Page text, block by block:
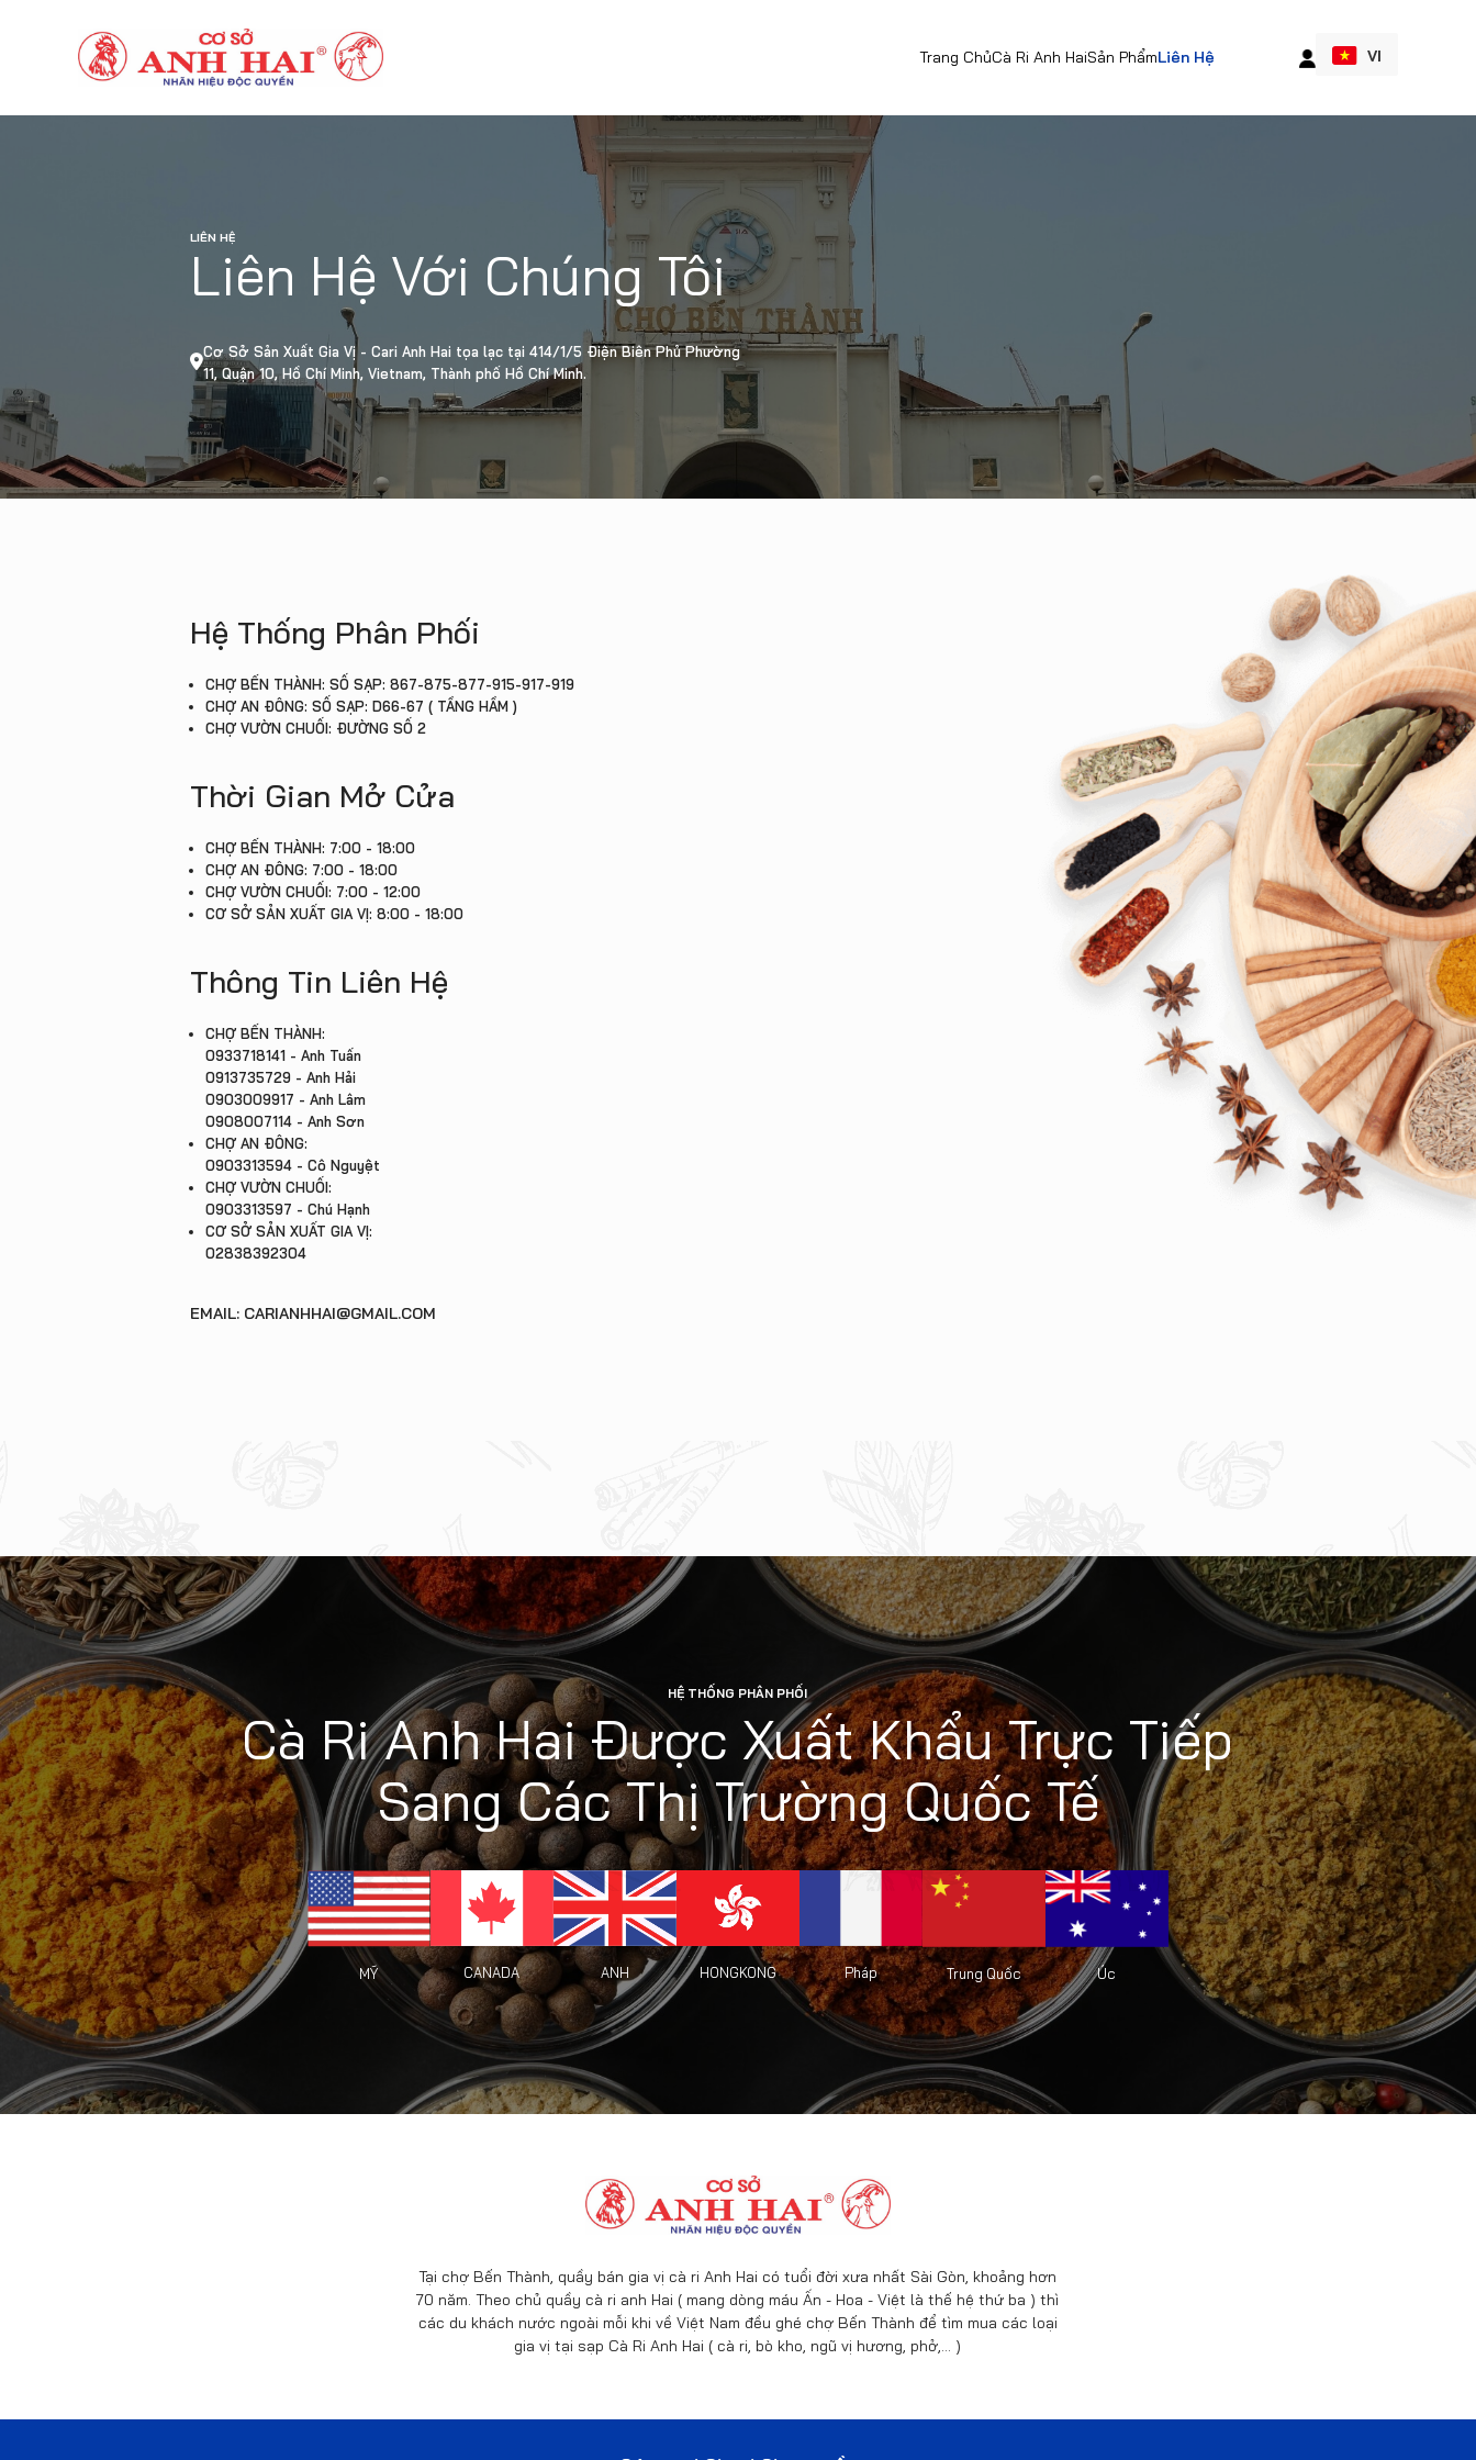
Trang ChủCà Ri Anh HaiSản PhẩmLiên Hệ VI
LIÊN HỆ
Liên Hệ Với Chúng Tôi
Cơ Sở Sản Xuất Gia Vị - Cari Anh Hai tọa lạc tại 414/1/5 Điện Biên Phủ Phường
11, Quận 10, Hồ Chí Minh, Vietnam, Thành phố Hồ Chí Minh.
Hệ Thống Phân Phối
CHỢ BẾN THÀNH: SỐ SẠP: 867-875-877-915-917-919
CHỢ AN ĐÔNG: SỐ SẠP: D66-67 ( TẦNG HẦM )
CHỢ VƯỜN CHUỐI: ĐƯỜNG SỐ 2
Thời Gian Mở Cửa
CHỢ BẾN THÀNH: 7:00 - 18:00
CHỢ AN ĐÔNG: 7:00 - 18:00
CHỢ VƯỜN CHUỐI: 7:00 - 12:00
CƠ SỞ SẢN XUẤT GIA VỊ: 8:00 - 18:00
Thông Tin Liên Hệ
CHỢ BẾN THÀNH:
0933718141 - Anh Tuấn
0913735729 - Anh Hải
0903009917 - Anh Lâm
0908007114 - Anh Sơn
CHỢ AN ĐÔNG:
0903313594 - Cô Nguyệt
CHỢ VƯỜN CHUỐI:
0903313597 - Chú Hạnh
CƠ SỞ SẢN XUẤT GIA VỊ:
02838392304
EMAIL: CARIANHHAI@GMAIL.COM
HỆ THỐNG PHÂN PHỐI
Cà Ri Anh Hai Được Xuất Khẩu Trực Tiếp
Sang Các Thị Trường Quốc Tế
MỸ CANADA ANH HONGKONG Pháp Trung Quốc Úc
Tại chợ Bến Thành, quầy bán gia vị cà ri Anh Hai có tuổi đời xưa nhất Sài Gòn, khoảng hơn
70 năm. Theo chủ quầy cà ri anh Hai ( mang dòng máu Ấn - Hoa - Việt là thế hệ thứ ba ) thì
các du khách nước ngoài mỗi khi về Việt Nam đều ghé chợ Bến Thành để tìm mua các loại
gia vị tại sạp Cà Ri Anh Hai ( cà ri, bò kho, ngũ vị hương, phở,… )